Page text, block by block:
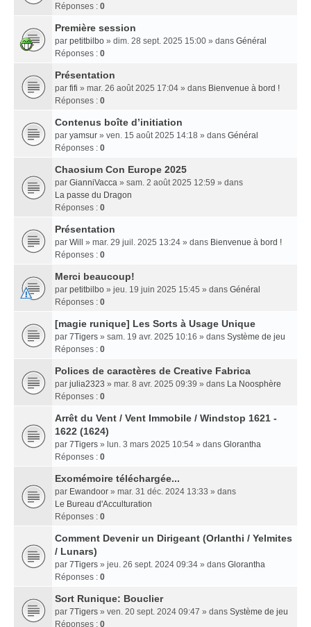
Réponses : 0
Première session
par petitbilbo » dim. 28 sept. 2025 15:00 » dans Général
Réponses : 0
Présentation
par fifi » mar. 26 août 2025 17:04 » dans Bienvenue à bord !
Réponses : 0
Contenus boîte d’initiation
par yamsur » ven. 15 août 2025 14:18 » dans Général
Réponses : 0
Chaosium Con Europe 2025
par GianniVacca » sam. 2 août 2025 12:59 » dans
La passe du Dragon
Réponses : 0
Présentation
par Will » mar. 29 juil. 2025 13:24 » dans Bienvenue à bord !
Réponses : 0
Merci beaucoup!
par petitbilbo » jeu. 19 juin 2025 15:45 » dans Général
Réponses : 0
[magie runique] Les Sorts à Usage Unique
par 7Tigers » sam. 19 avr. 2025 10:16 » dans Système de jeu
Réponses : 0
Polices de caractères de Creative Fabrica
par julia2323 » mar. 8 avr. 2025 09:39 » dans La Noosphère
Réponses : 0
Arrêt du Vent / Vent Immobile / Windstop 1621 -
1622 (1624)
par 7Tigers » lun. 3 mars 2025 10:54 » dans Glorantha
Réponses : 0
Exomémoire téléchargée...
par Ewandoor » mar. 31 déc. 2024 13:33 » dans
Le Bureau d'Acculturation
Réponses : 0
Comment Devenir un Dirigeant (Orlanthi / Yelmites
/ Lunars)
par 7Tigers » jeu. 26 sept. 2024 09:34 » dans Glorantha
Réponses : 0
Sort Runique: Bouclier
par 7Tigers » ven. 20 sept. 2024 09:47 » dans Système de jeu
Réponses : 0